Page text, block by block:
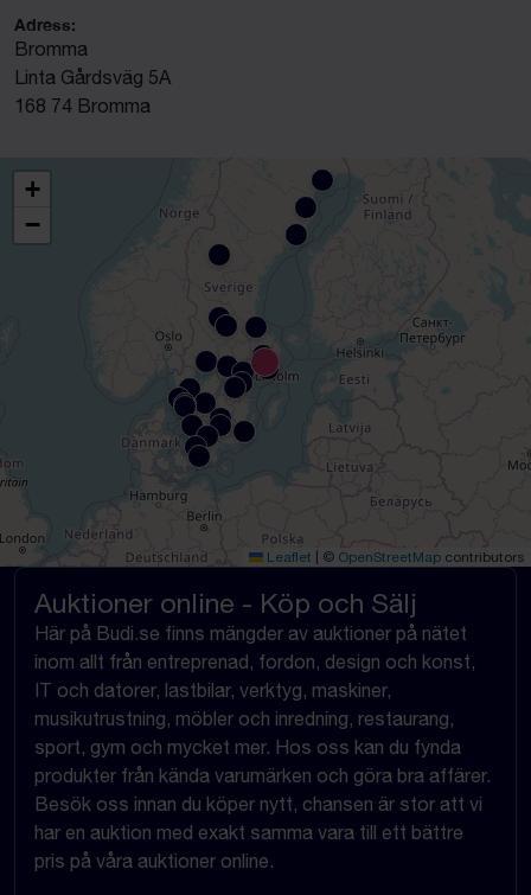
Adress:
Bromma
Linta Gårdsväg 5A
168 74 Bromma
+
−
Leaflet | © OpenStreetMap contributors
Auktioner online - Köp och Sälj
Här på Budi.se finns mängder av auktioner på nätet
inom allt från entreprenad, fordon, design och konst,
IT och datorer, lastbilar, verktyg, maskiner,
musikutrustning, möbler och inredning, restaurang,
sport, gym och mycket mer. Hos oss kan du fynda
produkter från kända varumärken och göra bra affärer.
Besök oss innan du köper nytt, chansen är stor att vi
har en auktion med exakt samma vara till ett bättre
pris på våra auktioner online.